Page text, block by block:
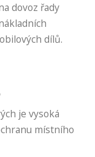
dovoz řady
dílů.
je vysoká
místního